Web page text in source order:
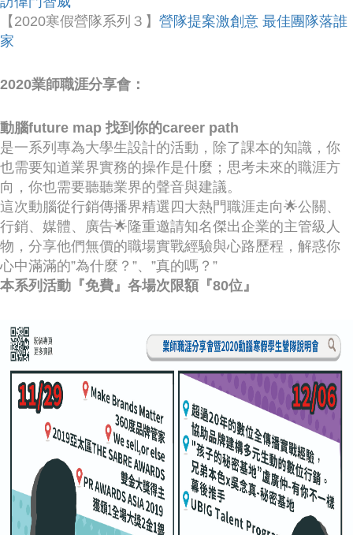
【2020寒假營隊系列３】 營隊提案激創意 最佳團隊落誰
家
2020業師職涯分享會：
動腦future map 找到你的career path
是一系列專為大學生設計的活動，除了課本的知識，你
也需要知道業界實務的操作是什麼；思考未來的職涯方
向，你也需要聽聽業界的聲音與建議。
這次動腦從行銷傳播界精選四大熱門職涯走向🌟公關、
行銷、媒體、廣告🌟隆重邀請知名傑出企業的主管級人
物，分享他們無價的職場實戰經驗與心路歷程，解惑你
心中滿滿的”為什麼？”、”真的嗎？”
本系列活動『免費』各場次限額『80位』